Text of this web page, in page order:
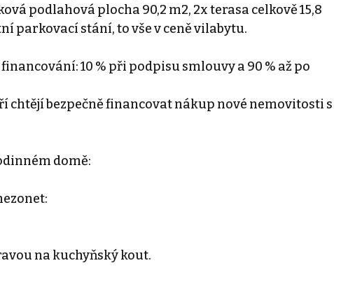
podlahová plocha 90,2 m2, 2x terasa celkově 15,8
parkovací stání, to vše v ceně vilabytu.
10 % při podpisu smlouvy a 90 % až po
chtějí bezpečně financovat nákup nové nemovitosti s
domě:
na kuchyňský kout.